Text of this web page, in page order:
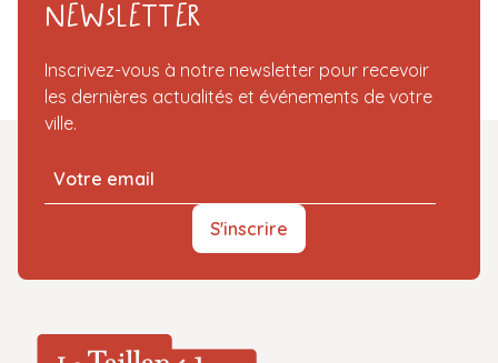
Newsletter
Inscrivez-vous à notre newsletter pour recevoir
les dernières actualités et événements de votre
ville.
S'inscrire